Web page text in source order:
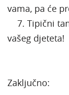
vama, pa će
7. Tipični
vašeg djeteta!
Zaključno: